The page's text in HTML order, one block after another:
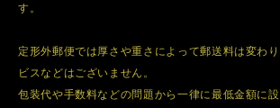
す。
定形外郵便では厚さや重さによって郵送料は変わ
ビスなどはございません。
包装代や手数料などの問題から一律に最低金額に